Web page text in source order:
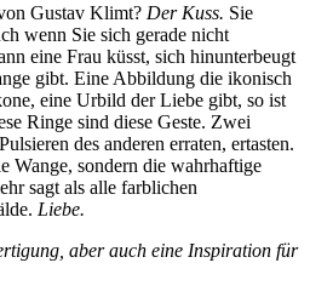
Gustav Klimt? Der Kuss. Sie
wenn Sie sich gerade nicht
eine Frau küsst, sich hinunterbeugt
gibt. Eine Abbildung die ikonisch
eine Urbild der Liebe gibt, so ist
Ringe sind diese Geste. Zwei
des anderen erraten, ertasten.
Wange, sondern die wahrhaftige
sagt als alle farblichen
Liebe.
aber auch eine Inspiration für